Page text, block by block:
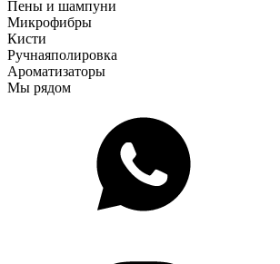
Пены и шампуни
Микрофибры
Кисти
Ручнаяполировка
Ароматизаторы
Мы рядом